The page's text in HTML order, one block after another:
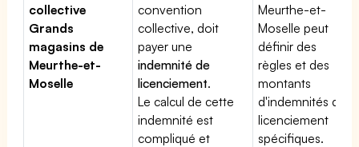
collective
Grands
magasins de
Meurthe-et-
Moselle
convention
collective, doit
payer une
indemnité de
licenciement.
Le calcul de cette
indemnité est
compliqué et
Meurthe-et-
Moselle peut
définir des
règles et des
montants
d'indemnités de
licenciement
spécifiques.